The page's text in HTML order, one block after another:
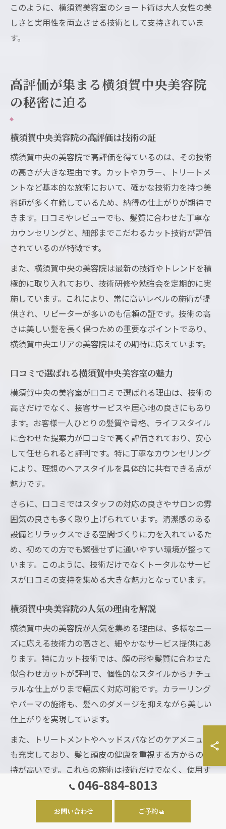
このように、横須賀美容室のショート術は大人女性の美
しさと実用性を両立させる技術として支持されていま
す。
高評価が集まる横須賀中央美容院
の秘密に迫る
横須賀中央美容院の高評価は技術の証
横須賀中央の美容院で高評価を得ているのは、その技術
の高さが大きな理由です。カットやカラー、トリートメ
ントなど基本的な施術において、確かな技術力を持つ美
容師が多く在籍しているため、納得の仕上がりが期待で
きます。口コミやレビューでも、髪質に合わせた丁寧な
カウンセリングと、細部までこだわるカット技術が評価
されているのが特徴です。
また、横須賀中央の美容院は最新の技術やトレンドを積
極的に取り入れており、技術研修や勉強会を定期的に実
施しています。これにより、常に高いレベルの施術が提
供され、リピーターが多いのも信頼の証です。技術の高
さは美しい髪を長く保つための重要なポイントであり、
横須賀中央エリアの美容院はその期待に応えています。
口コミで選ばれる横須賀中央美容室の魅力
横須賀中央の美容室が口コミで選ばれる理由は、技術の
高さだけでなく、接客サービスや居心地の良さにもあり
ます。お客様一人ひとりの髪質や骨格、ライフスタイル
に合わせた提案力が口コミで高く評価されており、安心
して任せられると評判です。特に丁寧なカウンセリング
により、理想のヘアスタイルを具体的に共有できる点が
魅力です。
さらに、口コミではスタッフの対応の良さやサロンの雰
囲気の良さも多く取り上げられています。清潔感のある
設備とリラックスできる空間づくりに力を入れているた
め、初めての方でも緊張せずに通いやすい環境が整って
います。このように、技術だけでなくトータルなサービ
スが口コミの支持を集める大きな魅力となっています。
横須賀中央美容院の人気の理由を解説
横須賀中央の美容院が人気を集める理由は、多様なニー
ズに応える技術力の高さと、細やかなサービス提供にあ
ります。特にカット技術では、顔の形や髪質に合わせた
似合わせカットが評判で、個性的なスタイルからナチュ
ラルな仕上がりまで幅広く対応可能です。カラーリング
やパーマの施術も、髪へのダメージを抑えながら美しい
仕上がりを実現しています。
また、トリートメントやヘッドスパなどのケアメニュー
も充実しており、髪と頭皮の健康を重視する方からの支
持が高いです。これらの施術は技術だけでなく、使用す
る薬剤や機器の質にもこだわりがあり、結果として長持
ちする美しい髪を手に入れられます。人気の背景には、
技術力とお客様満足度を両立させる努力があるのです。
046-884-8013
お問い合わせ ご予約